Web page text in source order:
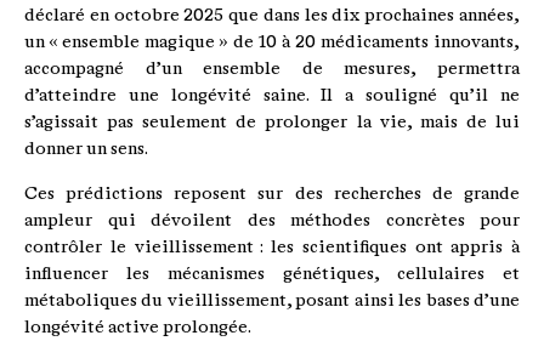
déclaré en octobre 2025 que dans les dix prochaines années,
un « ensemble magique » de 10 à 20 médicaments innovants,
accompagné d’un ensemble de mesures, permettra
d’atteindre une longévité saine. Il a souligné qu’il ne
s’agissait pas seulement de prolonger la vie, mais de lui
donner un sens.
Ces prédictions reposent sur des recherches de grande
ampleur qui dévoilent des méthodes concrètes pour
contrôler le vieillissement : les scientifiques ont appris à
influencer les mécanismes génétiques, cellulaires et
métaboliques du vieillissement, posant ainsi les bases d’une
longévité active prolongée.